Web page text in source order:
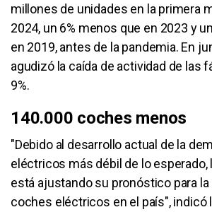
millones de unidades en la primera
2024, un 6% menos que en 2023 y
en 2019, antes de la pandemia. En
agudizó la caída de actividad de las
9%.
140.000 coches menos
"Debido al desarrollo actual de la
eléctricos más débil de lo esperado,
está ajustando su pronóstico para
coches eléctricos en el país", indicó